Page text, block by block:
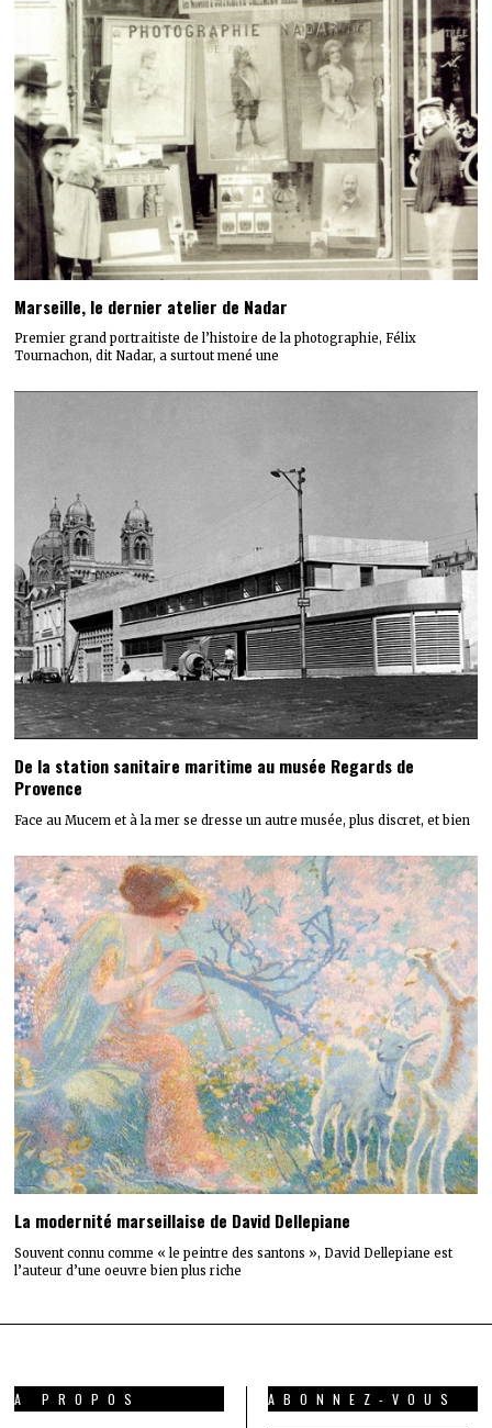
Marseille, le dernier atelier de Nadar
Premier grand portraitiste de l’histoire de la photographie, Félix
Tournachon, dit Nadar, a surtout mené une
De la station sanitaire maritime au musée Regards de
Provence
Face au Mucem et à la mer se dresse un autre musée, plus discret, et bien
La modernité marseillaise de David Dellepiane
Souvent connu comme « le peintre des santons », David Dellepiane est
l’auteur d’une oeuvre bien plus riche
A PROPOS ABONNEZ-VOUS